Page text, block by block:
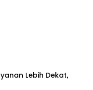
Lebih Dekat,